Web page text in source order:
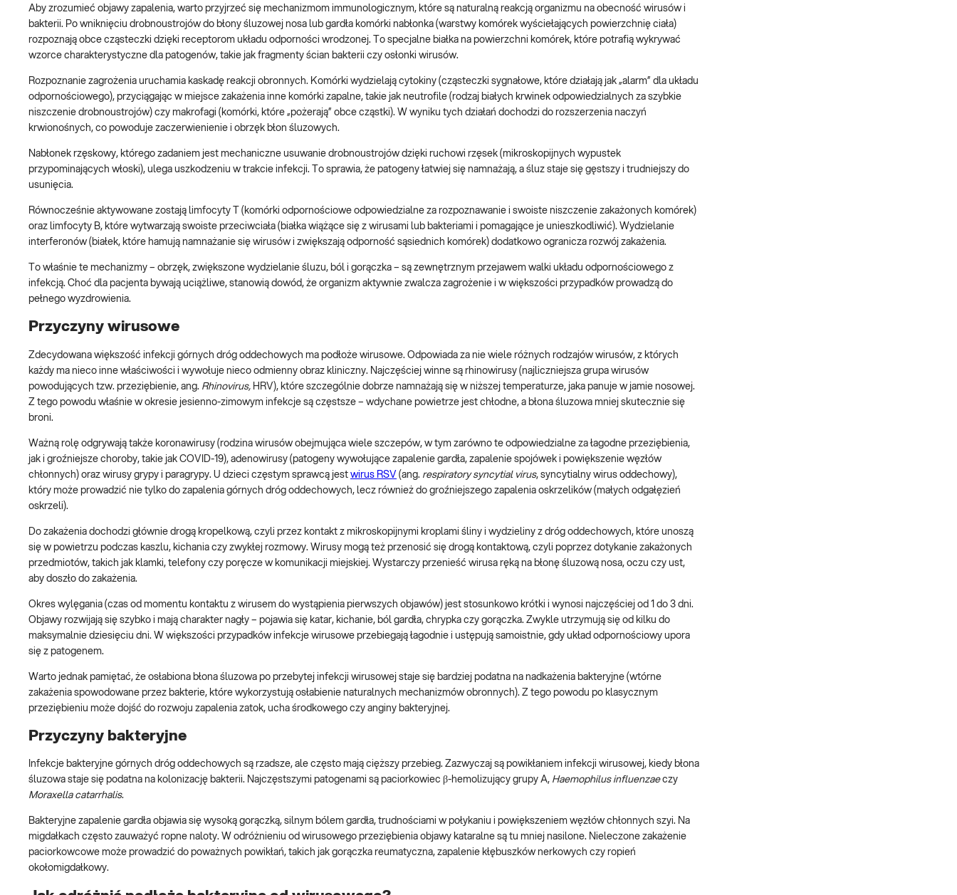
Aby zrozumieć objawy zapalenia, warto przyjrzeć się mechanizmom immunologicznym, które są naturalną reakcją organizmu na obecność wirusów i
bakterii. Po wniknięciu drobnoustrojów do błony śluzowej nosa lub gardła komórki nabłonka (warstwy komórek wyściełających powierzchnię ciała)
rozpoznają obce cząsteczki dzięki receptorom układu odporności wrodzonej. To specjalne białka na powierzchni komórek, które potrafią wykrywać
wzorce charakterystyczne dla patogenów, takie jak fragmenty ścian bakterii czy osłonki wirusów.
Rozpoznanie zagrożenia uruchamia kaskadę reakcji obronnych. Komórki wydzielają cytokiny (cząsteczki sygnałowe, które działają jak „alarm” dla układu
odpornościowego), przyciągając w miejsce zakażenia inne komórki zapalne, takie jak neutrofile (rodzaj białych krwinek odpowiedzialnych za szybkie
niszczenie drobnoustrojów) czy makrofagi (komórki, które „pożerają” obce cząstki). W wyniku tych działań dochodzi do rozszerzenia naczyń
krwionośnych, co powoduje zaczerwienienie i obrzęk błon śluzowych.
Nabłonek rzęskowy, którego zadaniem jest mechaniczne usuwanie drobnoustrojów dzięki ruchowi rzęsek (mikroskopijnych wypustek
przypominających włoski), ulega uszkodzeniu w trakcie infekcji. To sprawia, że patogeny łatwiej się namnażają, a śluz staje się gęstszy i trudniejszy do
usunięcia.
Równocześnie aktywowane zostają limfocyty T (komórki odpornościowe odpowiedzialne za rozpoznawanie i swoiste niszczenie zakażonych komórek)
oraz limfocyty B, które wytwarzają swoiste przeciwciała (białka wiążące się z wirusami lub bakteriami i pomagające je unieszkodliwić). Wydzielanie
interferonów (białek, które hamują namnażanie się wirusów i zwiększają odporność sąsiednich komórek) dodatkowo ogranicza rozwój zakażenia.
To właśnie te mechanizmy – obrzęk, zwiększone wydzielanie śluzu, ból i gorączka – są zewnętrznym przejawem walki układu odpornościowego z
infekcją. Choć dla pacjenta bywają uciążliwe, stanowią dowód, że organizm aktywnie zwalcza zagrożenie i w większości przypadków prowadzą do
pełnego wyzdrowienia.
Przyczyny wirusowe
Zdecydowana większość infekcji górnych dróg oddechowych ma podłoże wirusowe. Odpowiada za nie wiele różnych rodzajów wirusów, z których
każdy ma nieco inne właściwości i wywołuje nieco odmienny obraz kliniczny. Najczęściej winne są rhinowirusy (najliczniejsza grupa wirusów
powodujących tzw. przeziębienie, ang. Rhinovirus, HRV), które szczególnie dobrze namnażają się w niższej temperaturze, jaka panuje w jamie nosowej.
Z tego powodu właśnie w okresie jesienno-zimowym infekcje są częstsze – wdychane powietrze jest chłodne, a błona śluzowa mniej skutecznie się
broni.
Ważną rolę odgrywają także koronawirusy (rodzina wirusów obejmująca wiele szczepów, w tym zarówno te odpowiedzialne za łagodne przeziębienia,
jak i groźniejsze choroby, takie jak COVID-19), adenowirusy (patogeny wywołujące zapalenie gardła, zapalenie spojówek i powiększenie węzłów
chłonnych) oraz wirusy grypy i paragrypy. U dzieci częstym sprawcą jest wirus RSV (ang. respiratory syncytial virus, syncytialny wirus oddechowy),
który może prowadzić nie tylko do zapalenia górnych dróg oddechowych, lecz również do groźniejszego zapalenia oskrzelików (małych odgałęzień
oskrzeli).
Do zakażenia dochodzi głównie drogą kropelkową, czyli przez kontakt z mikroskopijnymi kroplami śliny i wydzieliny z dróg oddechowych, które unoszą
się w powietrzu podczas kaszlu, kichania czy zwykłej rozmowy. Wirusy mogą też przenosić się drogą kontaktową, czyli poprzez dotykanie zakażonych
przedmiotów, takich jak klamki, telefony czy poręcze w komunikacji miejskiej. Wystarczy przenieść wirusa ręką na błonę śluzową nosa, oczu czy ust,
aby doszło do zakażenia.
Okres wylęgania (czas od momentu kontaktu z wirusem do wystąpienia pierwszych objawów) jest stosunkowo krótki i wynosi najczęściej od 1 do 3 dni.
Objawy rozwijają się szybko i mają charakter nagły – pojawia się katar, kichanie, ból gardła, chrypka czy gorączka. Zwykle utrzymują się od kilku do
maksymalnie dziesięciu dni. W większości przypadków infekcje wirusowe przebiegają łagodnie i ustępują samoistnie, gdy układ odpornościowy upora
się z patogenem.
Warto jednak pamiętać, że osłabiona błona śluzowa po przebytej infekcji wirusowej staje się bardziej podatna na nadkażenia bakteryjne (wtórne
zakażenia spowodowane przez bakterie, które wykorzystują osłabienie naturalnych mechanizmów obronnych). Z tego powodu po klasycznym
przeziębieniu może dojść do rozwoju zapalenia zatok, ucha środkowego czy anginy bakteryjnej.
Przyczyny bakteryjne
Infekcje bakteryjne górnych dróg oddechowych są rzadsze, ale często mają cięższy przebieg. Zazwyczaj są powikłaniem infekcji wirusowej, kiedy błona
śluzowa staje się podatna na kolonizację bakterii. Najczęstszymi patogenami są paciorkowiec β-hemolizujący grupy A, Haemophilus influenzaeczy
Moraxella catarrhalis.
Bakteryjne zapalenie gardła objawia się wysoką gorączką, silnym bólem gardła, trudnościami w połykaniu i powiększeniem węzłów chłonnych szyi. Na
migdałkach często zauważyć ropne naloty. W odróżnieniu od wirusowego przeziębienia objawy kataralne są tu mniej nasilone. Nieleczone zakażenie
paciorkowcowe może prowadzić do poważnych powikłań, takich jak gorączka reumatyczna, zapalenie kłębuszków nerkowych czy ropień
okołomigdałkowy.